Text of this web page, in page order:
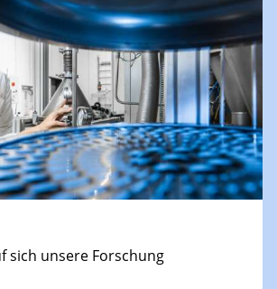
sich unsere Forschung